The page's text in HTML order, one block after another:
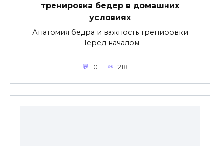
тренировка бедер в домашних
условиях
Анатомия бедра и важность тренировки
Перед началом
0 218